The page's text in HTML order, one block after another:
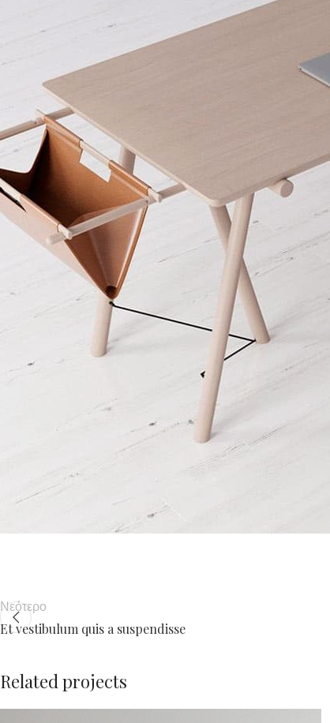
Νεότερο
Et vestibulum quis a suspendisse
Related projects